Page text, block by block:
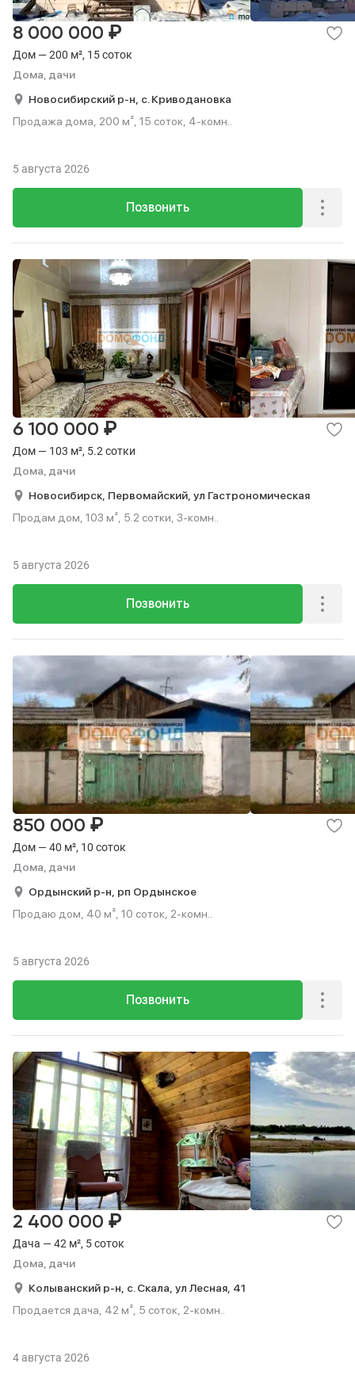
Дом — 200 м², 15 соток
Дома, дачи
8 000 000 ₽
Новосибирский р-н, с. Криводановка
Продажа дома, 200 м², 15 соток, 4-комн..
Позвонить
5 августа 2026
Дом — 103 м², 5.2 сотки
Дома, дачи
6 100 000 ₽
Новосибирск, Первомайский, ул Гастрономическая
Продам дом, 103 м², 5.2 сотки, 3-комн..
Позвонить
5 августа 2026
Дом — 40 м², 10 соток
Дома, дачи
850 000 ₽
Ордынский р-н, рп Ордынское
Продаю дом, 40 м², 10 соток, 2-комн..
Позвонить
5 августа 2026
Дача — 42 м², 5 соток
Дома, дачи
2 400 000 ₽
Колыванский р-н, с. Скала, ул Лесная, 41
Продается дача, 42 м², 5 соток, 2-комн..
4 августа 2026